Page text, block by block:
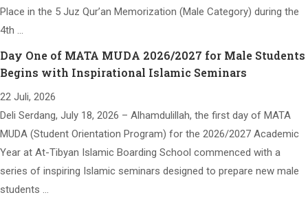
Place in the 5 Juz Qur’an Memorization (Male Category) during the
4th …
Day One of MATA MUDA 2026/2027 for Male Students
Begins with Inspirational Islamic Seminars
22 Juli, 2026
Deli Serdang, July 18, 2026 – Alhamdulillah, the first day of MATA
MUDA (Student Orientation Program) for the 2026/2027 Academic
Year at At-Tibyan Islamic Boarding School commenced with a
series of inspiring Islamic seminars designed to prepare new male
students …